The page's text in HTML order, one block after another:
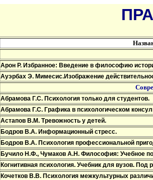
Арон Р. Избранное: Введение в философию
Ауэрбах Э. Мимесис.Изображение
Абрамова Г.С. Психология только для студентов.
Абрамова Г.С. Графика в психологическом
Астапов В.М. Тревожность у детей.
Бодров В.А. Информационный стресс.
Бодров В.А. Психология профессиональной
Бучило Н.Ф., Чумаков А.Н. Философия: Учебное
Когнитивная психология. Учебник для вузов.
Кочетков В.В. Психология межкультурных